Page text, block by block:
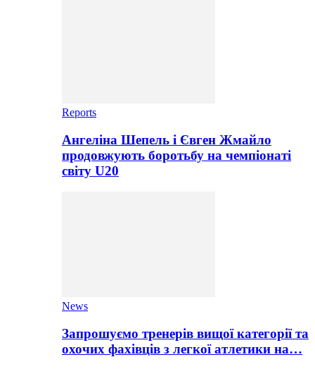
Reports
Ангеліна Шепель і Євген Жмайло
продовжують боротьбу на чемпіонаті
світу U20
News
Запрошуємо тренерів вищої категорії та
охочих фахівців з легкої атлетики на…